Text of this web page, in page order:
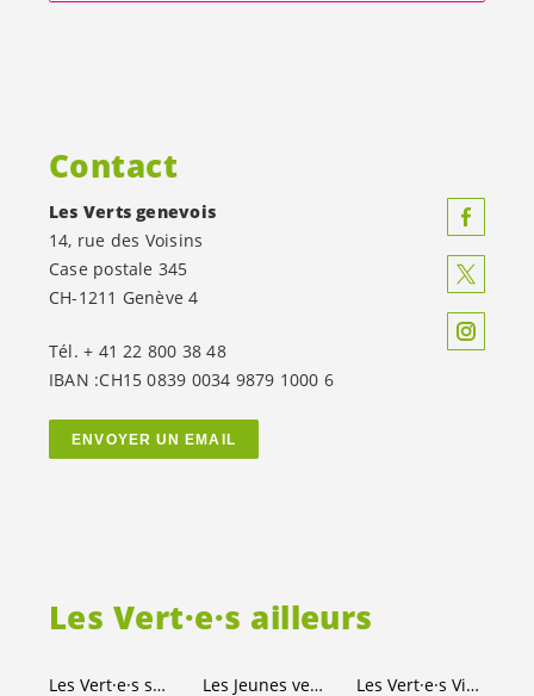
Les Vert·e·s ailleurs
Les Vert·e·s suisses Les Jeunes vert-e-s Les Vert·e·s Ville de Genève
Contact
Les Verts genevois
14, rue des Voisins
Case postale 345
CH-1211 Genève 4
Tél. + 41 22 800 38 48
IBAN :CH15 0839 0034 9879 1000 6
ENVOYER UN EMAIL